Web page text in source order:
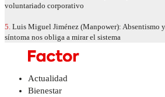
voluntariado corporativo
5. Luis Miguel Jiménez (Manpower): Absentismo
síntoma nos obliga a mirar el sistema
Actualidad
Bienestar